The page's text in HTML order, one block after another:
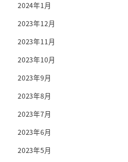
2024年1月
2023年12月
2023年11月
2023年10月
2023年9月
2023年8月
2023年7月
2023年6月
2023年5月